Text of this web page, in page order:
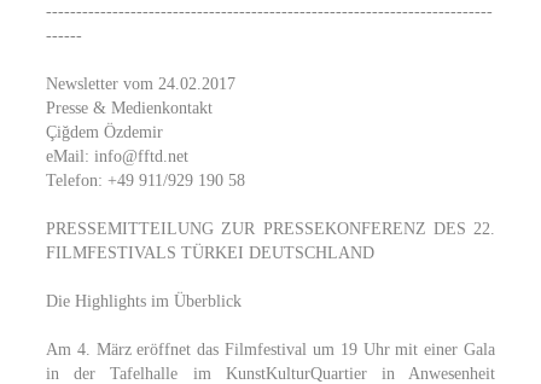
--------------------------------------------------------------------------
------
Newsletter vom 24.02.2017
Presse & Medienkontakt
Çiğdem Özdemir
eMail: info@fftd.net
Telefon: +49 911/929 190 58
PRESSEMITTEILUNG ZUR PRESSEKONFERENZ DES 22.
FILMFESTIVALS TÜRKEI DEUTSCHLAND
Die Highlights im Überblick
Am 4. März eröffnet das Filmfestival um 19 Uhr mit einer Gala
in der Tafelhalle im KunstKulturQuartier in Anwesenheit